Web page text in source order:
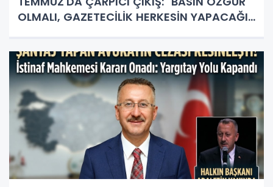
OLMALI, GAZETECİLİK HERKESİN YAPACAĞI